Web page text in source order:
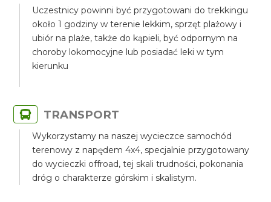
Uczestnicy powinni być przygotowani do trekkingu
około 1 godziny w terenie lekkim, sprzęt plażowy i
ubiór na plaże, także do kąpieli, być odpornym na
choroby lokomocyjne lub posiadać leki w tym
kierunku
TRANSPORT
Wykorzystamy na naszej wycieczce samochód
terenowy z napędem 4x4, specjalnie przygotowany
do wycieczki offroad, tej skali trudności, pokonania
dróg o charakterze górskim i skalistym.